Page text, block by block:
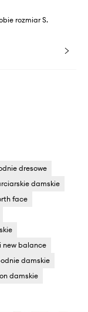
rozmiar S.
dresowe
damskie
face
new balance
damskie
damskie